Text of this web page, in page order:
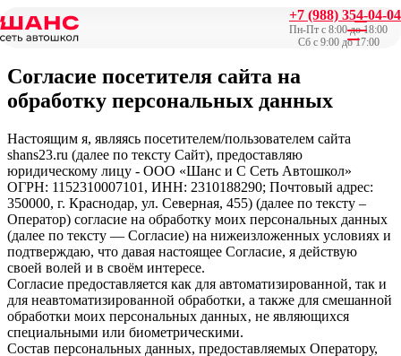
+7 (988) 354-04-04
Пн-Пт с 8:00 до 18:00
Сб с 9:00 до 17:00
Главная/Согласие посетителя сайта на обработку
персональных данных
Согласие посетителя сайта на
обработку персональных данных
Настоящим я, являясь посетителем/пользователем сайта
shans23.ru (далее по тексту Сайт), предоставляю
юридическому лицу - ООО «Шанс и С Сеть Автошкол»
ОГРН: 1152310007101, ИНН: 2310188290; Почтовый адрес:
350000, г. Краснодар, ул. Северная, 455) (далее по тексту –
Оператор) согласие на обработку моих персональных данных
(далее по тексту — Согласие) на нижеизложенных условиях и
подтверждаю, что давая настоящее Согласие, я действую
своей волей и в своём интересе.
Согласие предоставляется как для автоматизированной, так и
для неавтоматизированной обработки, а также для смешанной
обработки моих персональных данных‚ не являющихся
специальными или биометрическими.
Состав персональных данных, предоставляемых Оператору,